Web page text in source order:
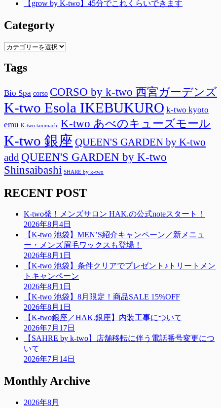
【grow by K-two】45分でこれくらいできます
Categorty
Categorty
Tags
Bio Spa corso CORSO by k-two 西宮ガーデンズ
K-two Esola IKEBUKURO k-two kyoto
emu K-two tanimachi K-two あべのキューズモール
K-two 銀座 QUEEN'S GARDEN by K-two
add QUEEN'S GARDEN by K-two
Shinsaibashi SHARE by k-two
RECENT POST
K-two発！メンズサロン HAK.の公式noteスタート！
2026年8月4日
【K-two 池袋】MEN’S紹介キャンペーン／新メニュ
ー・メンズ眉毛ワックスも登場！
2026年8月1日
【K-two 池袋】条件クリアでプレゼント♪トリートメン
トキャンペーン
2026年8月1日
【K-two 池袋】8月限定！商品SALE 15%OFF
2026年8月1日
【K-two銀座／HAK.銀座】内装工事について
2026年7月17日
【SAHRE by k-two】店舗移転に伴う電話番号変更につ
いて
2026年7月14日
Monthly Archive
2026年8月